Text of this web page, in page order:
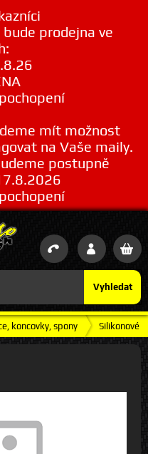
prodejna ve
mít možnost
na Vaše maily.
postupně
Vyhledat
koncovky, spony Silikonové